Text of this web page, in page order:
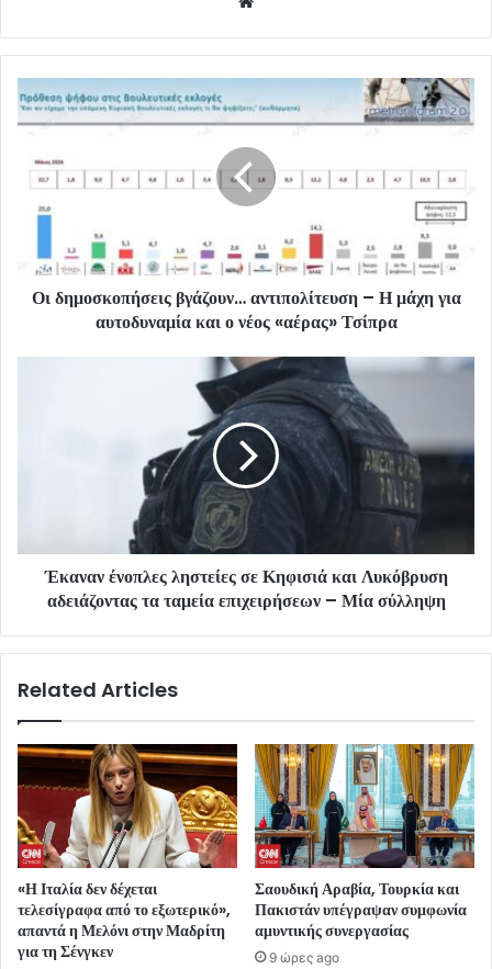
Οι δημοσκοπήσεις βγάζουν… αντιπολίτευση – Η μάχη για
αυτοδυναμία και ο νέος «αέρας» Τσίπρα
Έκαναν ένοπλες ληστείες σε Κηφισιά και Λυκόβρυση
αδειάζοντας τα ταμεία επιχειρήσεων – Μία σύλληψη
Related Articles
«Η Ιταλία δεν δέχεται
τελεσίγραφα από το εξωτερικό»,
απαντά η Μελόνι στην Μαδρίτη
για τη Σένγκεν
Σαουδική Αραβία, Τουρκία και
Πακιστάν υπέγραψαν συμφωνία
αμυντικής συνεργασίας
9 ώρες ago